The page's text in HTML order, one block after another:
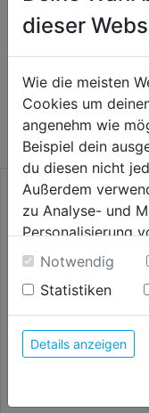
WEITERE
KATEGORIE
dieser
Wie die meisten
Cookies um
angenehm wie
Beispiel dein
du diesen nicht
Außerdem
zu Analyse- und
Personalisierung
Einwilligung
unter anderem
Durch Klick auf
der Verwendung
anzeigen" findest
unterschiedlichen
Konfigurieren"
du zulassen
Notwendig
Statistiken
Details anzeigen